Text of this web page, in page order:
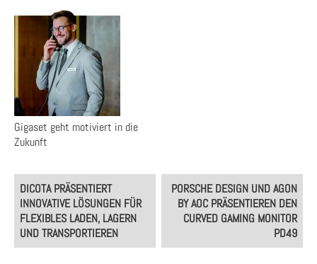
Gigaset geht motiviert in die
Zukunft
Post
navigation
DICOTA PRÄSENTIERT
INNOVATIVE LÖSUNGEN FÜR
FLEXIBLES LADEN, LAGERN
UND TRANSPORTIEREN
PORSCHE DESIGN UND AGON
BY AOC PRÄSENTIEREN DEN
CURVED GAMING MONITOR
PD49